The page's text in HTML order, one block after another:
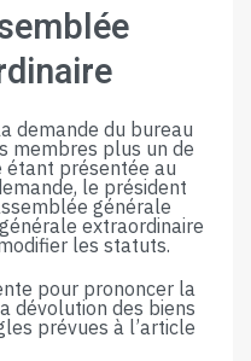
demande du bureau
membres plus un de
étant présentée au
le président
générale
extraordinaire
les statuts.
pour prononcer la
dévolution des biens
prévues​ ​à​ ​l’article​